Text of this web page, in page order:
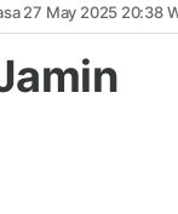
27 May 2025 20:38